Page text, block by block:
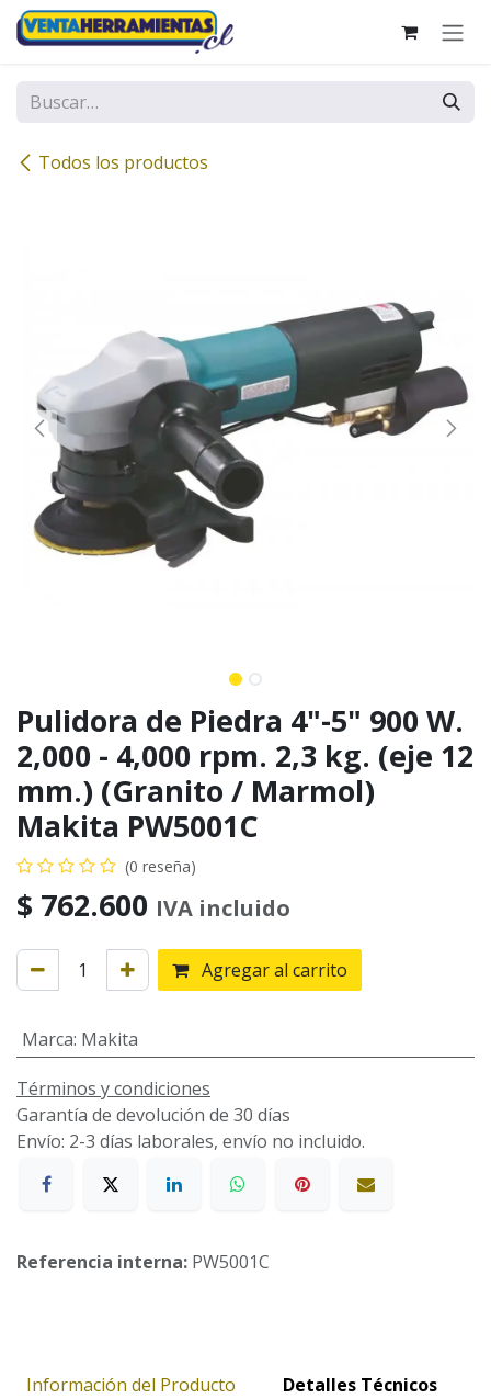
Ir al contenido
Todos los productos
Pulidora de Piedra 4"-5" 900 W.
2,000 - 4,000 rpm. 2,3 kg. (eje 12
mm.) (Granito / Marmol)
Makita PW5001C
(0 reseña)
$ 762.600 IVA incluido
Agregar al carrito
Marca: Makita
Términos y condiciones
Garantía de devolución de 30 días
Envío: 2-3 días laborales, envío no incluido.
Referencia interna: PW5001C
Información del Producto Detalles Técnicos